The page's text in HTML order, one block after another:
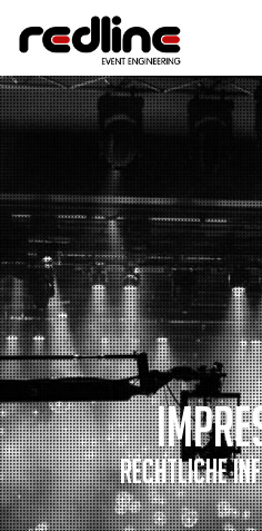
rechtliche